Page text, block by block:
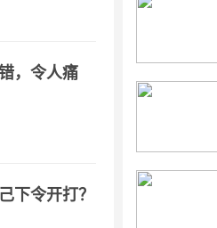
，令人痛
下令开打？